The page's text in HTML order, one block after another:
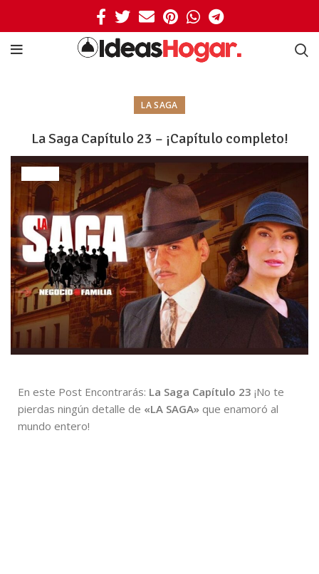
LA SAGA
La Saga Capítulo 23 – ¡Capítulo completo!
En este Post Encontrarás: La Saga Capítulo 23 ¡No te
pierdas ningún detalle de «LA SAGA» que enamoró al
mundo entero!